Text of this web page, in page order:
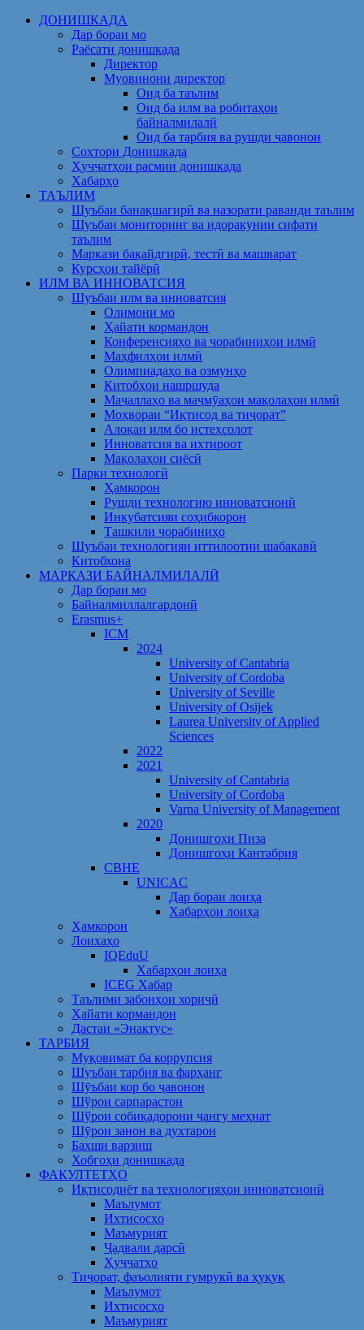
Skip
ДОНИШКАДА
Дар бораи мо
Раёсати донишкада
Директор
Муовинони директор
Оид ба таълим
Оид ба илм ва робитаҳои
байналмилалӣ
Оид ба тарбия ва рушди ҷавонон
Сохтори Донишкада
Ҳуҷҷатҳои расмии донишкада
Хабарҳо
ТАЪЛИМ
Шуъбаи банақшагирӣ ва назорати раванди таълим
Шуъбаи мониторинг ва идоракунии сифати
таълим
Маркази бақайдгирӣ, тестӣ ва машварат
Курсҳои тайёрӣ
ИЛМ ВА ИННОВАТСИЯ
Шуъбаи илм ва инноватсия
Олимони мо
Ҳайати кормандон
Конференсияҳо ва чорабиниҳои илмӣ
Маҳфилҳои илмӣ
Олимпиадаҳо ва озмунҳо
Китобҳои нашршуда
Маҷаллаҳо ва маҷмӯаҳои мақолаҳои илмӣ
Моҳвораи “Иқтисод ва тиҷорат”
Алоқаи илм бо истеҳсолот
Инноватсия ва ихтироот
Мақолаҳои сиёсӣ
Парки технологӣ
Ҳамкорон
Рушди технологию инноватсионӣ
Инкубатсияи соҳибкорон
Ташкили чорабиниҳо
Шуъбаи технологияи иттилоотии шабакавӣ
Китобхона
МАРКАЗИ БАЙНАЛМИЛАЛӢ
Дар бораи мо
Байналмиллалгардонӣ
Erasmus+
ICM
2024
University of Cantabria
University of Cordoba
University of Seville
University of Osijek
Laurea University of Applied
Sciences
2022
2021
University of Cantabria
University of Cordoba
Varna University of Management
2020
Донишгоҳи Пиза
Донишгоҳи Кантабрия
CBHE
UNICAC
Дар бораи лоиҳа
Хабарҳои лоиҳа
Ҳамкорон
Лоихаҳо
IQEduU
Хабарҳои лоиҳа
ICEG Хабар
Таълими забонҳои хориҷӣ
Ҳайати кормандон
Дастаи «Энактус»
ТАРБИЯ
Муқовимат ба коррупсия
Шуъбаи тарбия ва фарҳанг
Шӯъбаи кор бо ҷавонон
Шўрои сарпарастон
Шўрои собиқадорони ҷангу меҳнат
Шӯрои занон ва духтарон
Бахши варзиш
Хобгоҳи донишкада
ФАКУЛТЕТҲО
Иқтисодиёт ва технологияҳои инноватсионӣ
Маълумот
Ихтисосҳо
Маъмурият
Ҷадвали дарсӣ
Ҳуҷҷатҳо
Тиҷорат, фаъолияти гумрукӣ ва ҳуқуқ
Маълумот
Ихтисосҳо
Маъмурият